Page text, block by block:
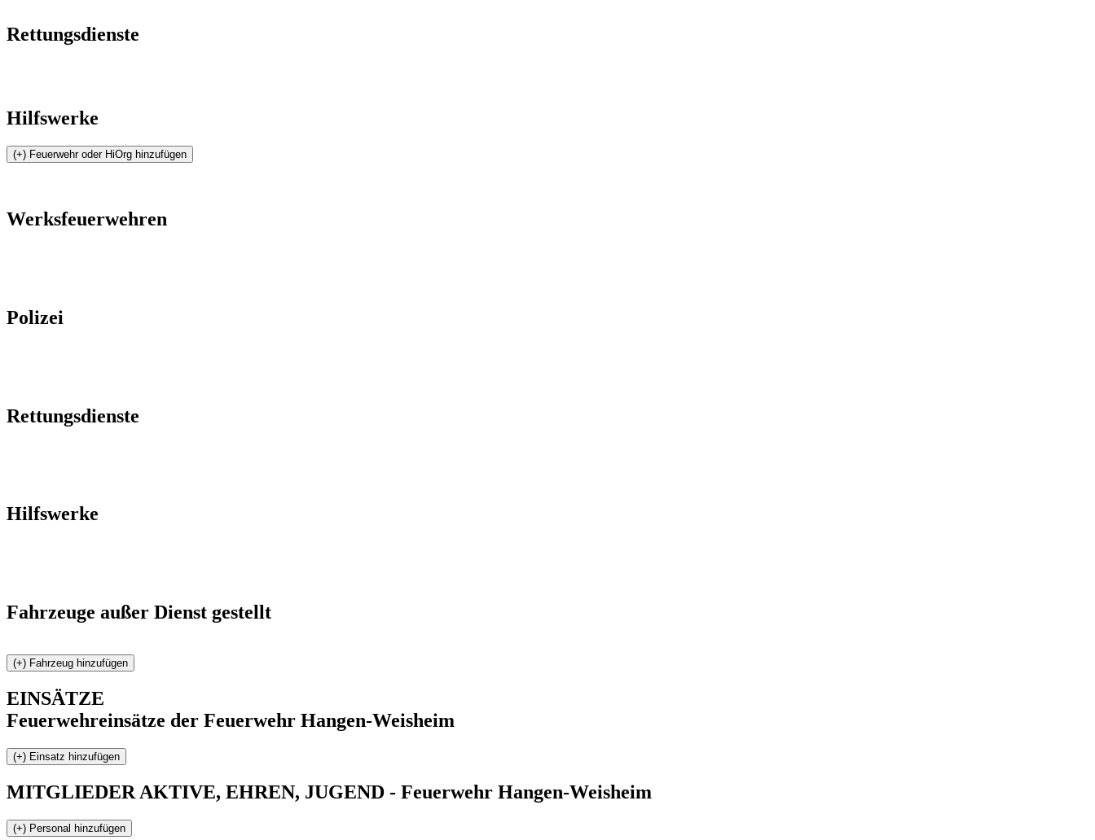
Rettungsdienste
Hilfswerke
Werksfeuerwehren
Polizei
Rettungsdienste
Hilfswerke
Fahrzeuge außer Dienst gestellt
EINSÄTZE
Feuerwehreinsätze der Feuerwehr Hangen-Weisheim
MITGLIEDER AKTIVE, EHREN, JUGEND - Feuerwehr Hangen-Weisheim